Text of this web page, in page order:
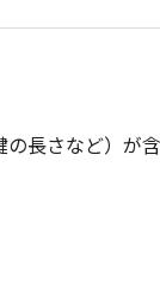
の長さなど）が